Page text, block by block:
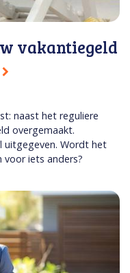
vakantiegeld
naast het reguliere
overgemaakt.
uitgegeven. Wordt het
iets anders?